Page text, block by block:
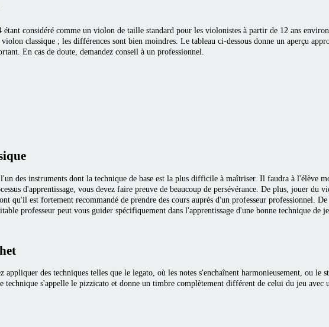
considéré comme un violon de taille standard pour les violonistes à partir de 12 ans
classique ; les différences sont bien moindres. Le tableau ci-dessous donne un aperçu
En cas de doute, demandez conseil à un professionnel.
des instruments dont la technique de base est la plus difficile à maîtriser. Il faudra à l'élève
d'apprentissage, vous devez faire preuve de beaucoup de persévérance. De plus, jouer du
qu'il est fortement recommandé de prendre des cours auprès d'un professeur professionnel.
professeur peut vous guider spécifiquement dans l'apprentissage d'une bonne technique de
des techniques telles que le legato, où les notes s'enchaînent harmonieusement, ou le
technique s'appelle le pizzicato et donne un timbre complètement différent de celui du jeu avec